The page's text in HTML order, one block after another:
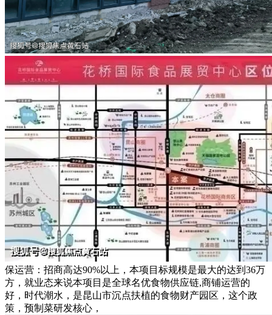
保运营：招商高达90%以上，本项目标规模是最大的达到36万
方，就业态来说本项目是全球名优食物供应链,商铺运营的
好，时代潮水，是昆山市沉点扶植的食物财产园区，这个政
策，预制菜研发核心，